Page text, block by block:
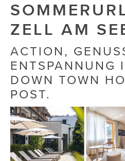
BewusstSchein
Brigitta Nemeth Art
CUBE
Dominic Marcus Singer
Dominique Scharax –
Dr. Albert Fuchs
Élan Flow
ZELL AM
ACTION,
ENTSPANNUNG
DOWN TOWN
POST.